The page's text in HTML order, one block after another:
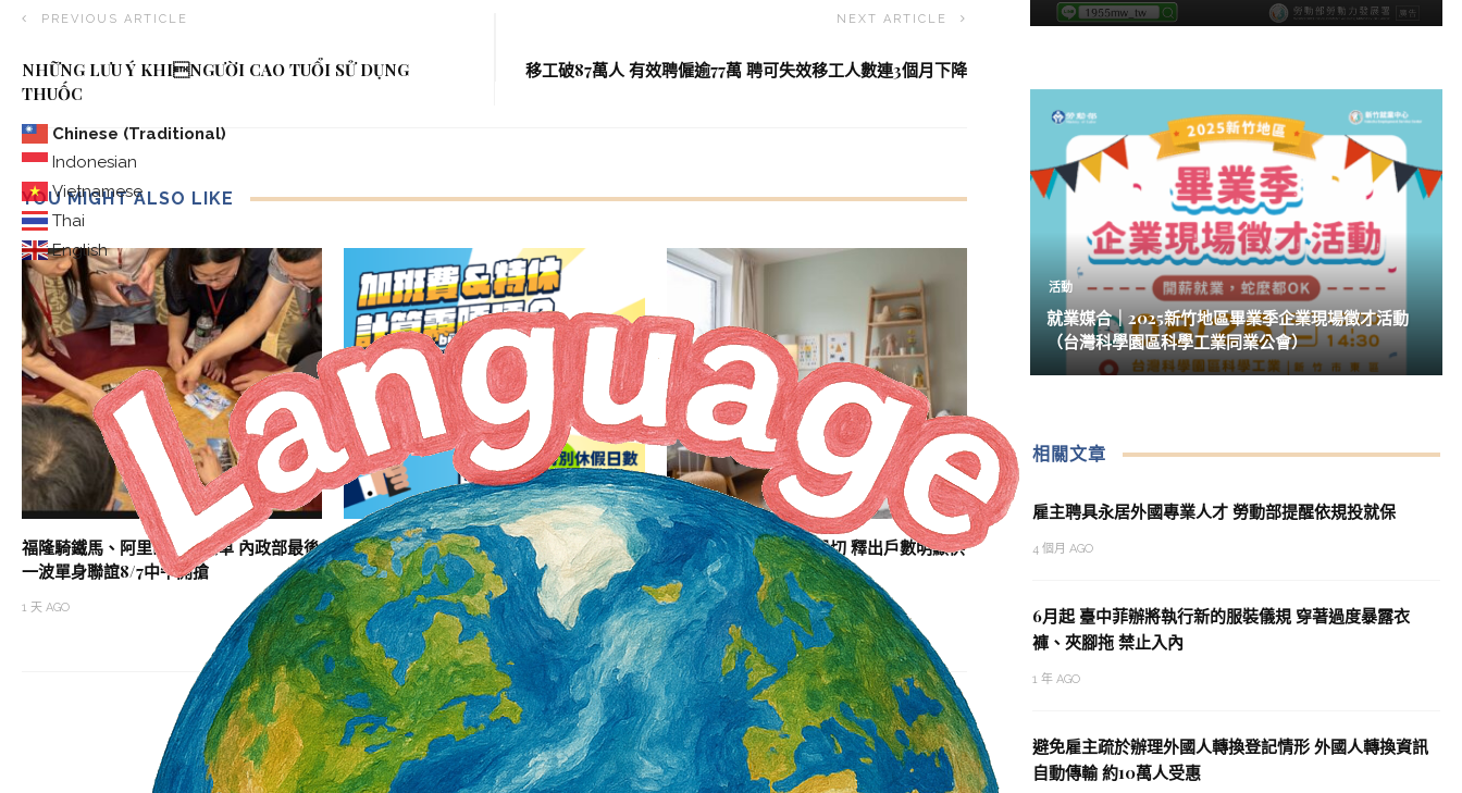
Chinese (Traditional)
Indonesian
Vietnamese
Thai
English
PREVIOUS ARTICLE
NHỮNG LƯU Ý KHINGƯỜI CAO TUỔI SỬ DỤNG
THUỐC
NEXT ARTICLE
移工破87萬人 有效聘僱逾77萬 聘可失效移工人數連3個月下降
YOU MIGHT ALSO LIKE
福隆騎鐵馬、阿里山搭小火車 內政部最後
一波單身聯誼8/7中午開搶
1 天 AGO
雇主違反勞基法 未依法給付加班費居冠
勞動部建置系統 協助勞雇快速試算加班費
2 天 AGO
審計部：婚育宅需求殷切 釋出戶數明顯供
不應求
2 天 AGO
活動
就業媒合｜2025新竹地區畢業季企業現場徵才活動
（台灣科學園區科學工業同業公會）
相關文章
雇主聘具永居外國專業人才 勞動部提醒依規投就保
4 個月 AGO
6月起 臺中菲辦將執行新的服裝儀規 穿著過度暴露衣
褲、夾腳拖 禁止入內
1 年 AGO
避免雇主疏於辦理外國人轉換登記情形 外國人轉換資訊
自動傳輸 約10萬人受惠